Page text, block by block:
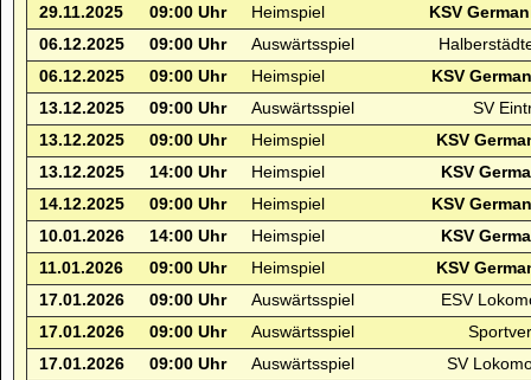
29.11.2025
09:00 Uhr Heimspiel
KSV
06.12.2025
09:00 Uhr Auswärtsspiel
06.12.2025
09:00 Uhr Heimspiel
KSV
13.12.2025
09:00 Uhr Auswärtsspiel
SV
13.12.2025
09:00 Uhr Heimspiel
KSV
13.12.2025
14:00 Uhr Heimspiel
KSV
14.12.2025
09:00 Uhr Heimspiel
KSV
10.01.2026
14:00 Uhr Heimspiel
KSV
11.01.2026
09:00 Uhr Heimspiel
KSV
17.01.2026
09:00 Uhr Auswärtsspiel
ESV
17.01.2026
09:00 Uhr Auswärtsspiel
17.01.2026
09:00 Uhr Auswärtsspiel
SV